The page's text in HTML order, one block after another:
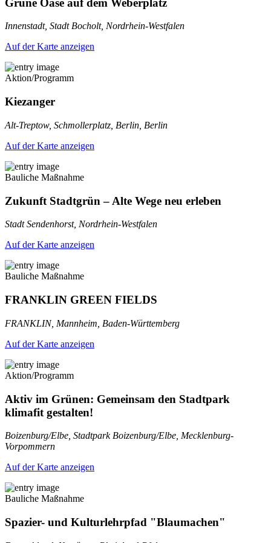
Grüne Oase auf dem Weberplatz
Innenstadt, Stadt Bocholt, Nordrhein-Westfalen
Auf der Karte anzeigen
Aktion/Programm
Kiezanger
Alt-Treptow, Schmollerplatz, Berlin, Berlin
Auf der Karte anzeigen
Bauliche Maßnahme
Zukunft Stadtgrün – Alte Wege neu erleben
Stadt Sendenhorst, Nordrhein-Westfalen
Auf der Karte anzeigen
Bauliche Maßnahme
FRANKLIN GREEN FIELDS
FRANKLIN, Mannheim, Baden-Württemberg
Auf der Karte anzeigen
Aktion/Programm
Aktiv im Grünen: Gemeinsam den Stadtpark
klimafit gestalten!
Boizenburg/Elbe, Stadtpark Boizenburg/Elbe, Mecklenburg-
Vorpommern
Auf der Karte anzeigen
Bauliche Maßnahme
Spazier- und Kulturlehrpfad "Blaumachen"